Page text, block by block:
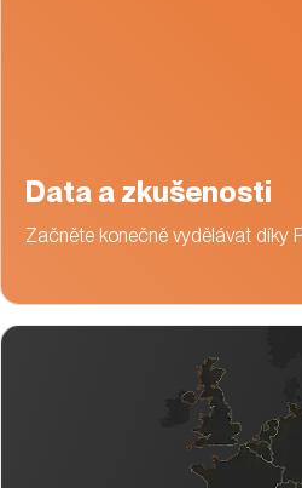
Data a zkušenosti
Začněte konečně vydělávat díky